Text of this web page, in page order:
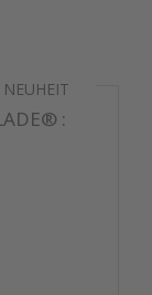
NEUHEIT
: